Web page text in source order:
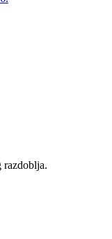
razdoblja.